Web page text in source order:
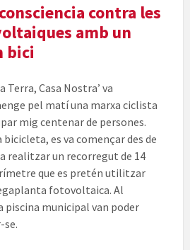
contra les
amb un
bici
Terra, Casa Nostra’ va
pel matí una marxa ciclista
mig centenar de persones.
es va començar des de
realitzar un recorregut de 14
que es pretén utilitzar
fotovoltaica. Al
municipal van poder
se.